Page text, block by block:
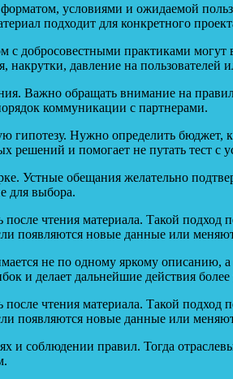
условиями и ожидаемой
подходит для конкретного
добросовестными практиками могут
давление на
Важно обращать внимание на
коммуникации с партнерами.
Нужно определить бюджет,
решений и помогает не путать тест с
Устные обещания желательно
для выбора.
чтения материала. Такой
появляются новые данные или
не по одному яркому
и делает дальнейшие действия
чтения материала. Такой
появляются новые данные или
соблюдении правил. Тогда